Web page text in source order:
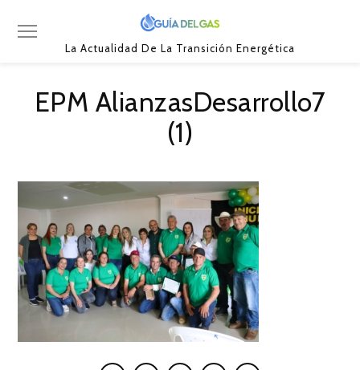
La Actualidad De La Transición Energética
EPM AlianzasDesarrollo7
(1)